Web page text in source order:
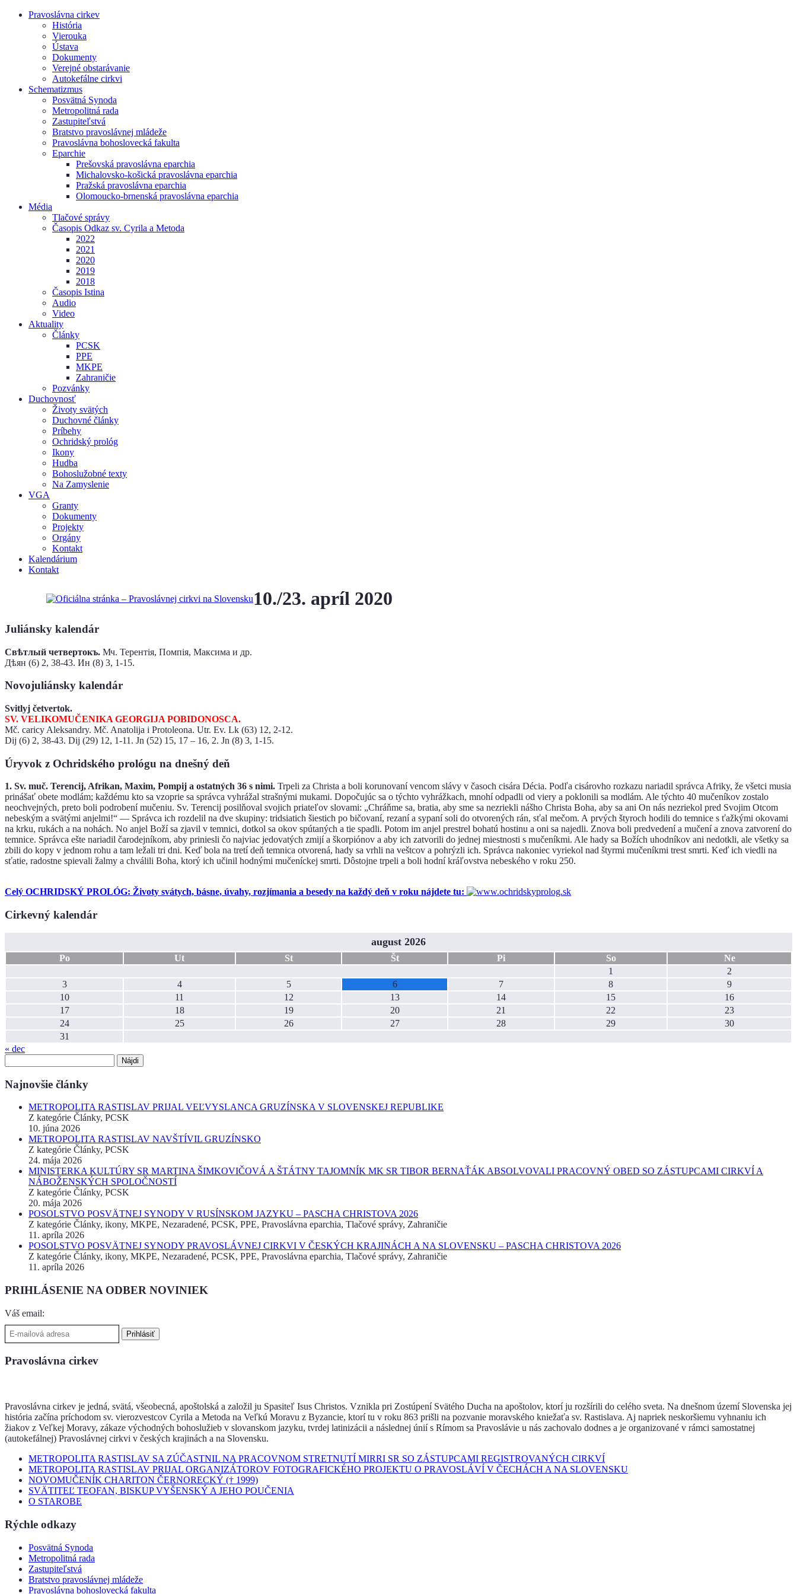
Pravoslávna cirkev
História
Vierouka
Ústava
Dokumenty
Verejné obstarávanie
Autokefálne cirkvi
Schematizmus
Posvätná Synoda
Metropolitná rada
Zastupiteľstvá
Bratstvo pravoslávnej mládeže
Pravoslávna bohoslovecká fakulta
Eparchie
Prešovská pravoslávna eparchia
Michalovsko-košická pravoslávna eparchia
Pražská pravoslávna eparchia
Olomoucko-brnenská pravoslávna eparchia
Média
Tlačové správy
Časopis Odkaz sv. Cyrila a Metoda
2022
2021
2020
2019
2018
Časopis Istina
Audio
Video
Aktuality
Články
PCSK
PPE
MKPE
Zahraničie
Pozvánky
Duchovnosť
Životy svätých
Duchovné články
Príbehy
Ochridský prológ
Ikony
Hudba
Bohoslužobné texty
Na Zamyslenie
VGA
Granty
Dokumenty
Projekty
Orgány
Kontakt
Kalendárium
Kontakt
10./23. apríl 2020
Juliánsky kalendár
Свѣтлый четвертокъ. Мч. Терентія, ​Помпія​, Максима и др.
Дѣян (6) 2, 38-43. Ин (8) 3, 1-15.
Novojuliánsky kalendár
Svitlyj četvertok.
SV. VELIKOМUČENIKA GEORGIJA POBIDONOSCA.
Mč. caricy Aleksandry. Mč. Anatolija i Protoleona. Utr. Ev. Lk (63) 12, 2-12.
Dij (6) 2, 38-43. Dij (29) 12, 1-11. Jn (52) 15, 17 – 16, 2. Jn (8) 3, 1-15.
Úryvok z Ochridského prológu na dnešný deň
1. Sv. muč. Terencij, Afrikan, Maxim, Pompij a ostatných 36 s nimi. Trpeli za Christa a boli korunovaní vencom slávy v časoch cisára Décia. Podľa cisárovho rozkazu nariadil správca Afriky, že všetci musia
prinášať obete modlám; každému kto sa vzoprie sa správca vyhrážal strašnými mukami. Dopočujúc sa o týchto vyhrážkach, mnohí odpadli od viery a poklonili sa modlám. Ale týchto 40 mučeníkov zostalo
neochvejných, preto boli podrobení mučeniu. Sv. Terencij posilňoval svojich priateľov slovami: „Chráňme sa, bratia, aby sme sa nezriekli nášho Christa Boha, aby sa ani On nás nezriekol pred Svojim Otcom
nebeským a svätými anjelmi!“ — Správca ich rozdelil na dve skupiny: tridsiatich šiestich po bičovaní, rezaní a sypaní soli do otvorených rán, sťal mečom. A prvých štyroch hodili do temnice s ťažkými okovami
na krku, rukách a na nohách. No anjel Boží sa zjavil v temnici, dotkol sa okov spútaných a tie spadli. Potom im anjel prestrel bohatú hostinu a oni sa najedli. Znova boli predvedení a mučení a znova zatvorení do
temnice. Správca ešte nariadil čarodejníkom, aby priniesli čo najviac jedovatých zmijí a škorpiónov a aby ich zatvorili do jednej miestnosti s mučeníkmi. Ale hady sa Božích uhodníkov ani nedotkli, ale všetky sa
zbili do kopy v jednom rohu a tam ležali tri dni. Keď bola na tretí deň temnica otvorená, hady sa vrhli na veštcov a pohrýzli ich. Správca nakoniec vyriekol nad štyrmi mučeníkmi trest smrti. Keď ich viedli na
sťatie, radostne spievali žalmy a chválili Boha, ktorý ich učinil hodnými mučeníckej smrti. Dôstojne trpeli a boli hodní kráľovstva nebeského v roku 250.
Celý OCHRIDSKÝ PROLÓG: Životy svátych, básne, úvahy, rozjímania a besedy na každý deň v roku nájdete tu:
Cirkevný kalendár
august 2026
Po Ut St Št Pi So
Ne
1
2
3
4 5 6 7 8
9
10
11 12 13 14 15
16
17
18 19 20 21 22
23
24
25 26 27 28 29
30
31
« dec
Najnovšie články
METROPOLITA RASTISLAV PRIJAL VEĽVYSLANCA GRUZÍNSKA V SLOVENSKEJ REPUBLIKE
Z kategórie Články, PCSK
10. júna 2026
METROPOLITA RASTISLAV NAVŠTÍVIL GRUZÍNSKO
Z kategórie Články, PCSK
24. mája 2026
MINISTERKA KULTÚRY SR MARTINA ŠIMKOVIČOVÁ A ŠTÁTNY TAJOMNÍK MK SR TIBOR BERNAŤÁK ABSOLVOVALI PRACOVNÝ OBED SO ZÁSTUPCAMI CIRKVÍ A
NÁBOŽENSKÝCH SPOLOČNOSTÍ
Z kategórie Články, PCSK
20. mája 2026
POSOLSTVO POSVÄTNEJ SYNODY V RUSÍNSKOM JAZYKU – PASCHA CHRISTOVA 2026
Z kategórie Články, ikony, MKPE, Nezaradené, PCSK, PPE, Pravoslávna eparchia, Tlačové správy, Zahraničie
11. apríla 2026
POSOLSTVO POSVÄTNEJ SYNODY PRAVOSLÁVNEJ CIRKVI V ČESKÝCH KRAJINÁCH A NA SLOVENSKU – PASCHA CHRISTOVA 2026
Z kategórie Články, ikony, MKPE, Nezaradené, PCSK, PPE, Pravoslávna eparchia, Tlačové správy, Zahraničie
11. apríla 2026
PRIHLÁSENIE NA ODBER NOVINIEK
Váš email:
Pravoslávna cirkev
Pravoslávna cirkev je jedná, svätá, všeobecná, apoštolská a založil ju Spasiteľ Isus Christos. Vznikla pri Zostúpení Svätého Ducha na apoštolov, ktorí ju rozšírili do celého sveta. Na dnešnom území Slovenska jej
história začína príchodom sv. vierozvestcov Cyrila a Metoda na Veľkú Moravu z Byzancie, ktorí tu v roku 863 prišli na pozvanie moravského kniežaťa sv. Rastislava. Aj napriek neskoršiemu vyhnaniu ich
žiakov z Veľkej Moravy, zákaze východných bohoslužieb v slovanskom jazyku, tvrdej latinizácii a následnej únií s Rímom sa Pravoslávie u nás zachovalo dodnes a je organizované v rámci samostatnej
(autokefálnej) Pravoslávnej cirkvi v českých krajinách a na Slovensku.
METROPOLITA RASTISLAV SA ZÚČASTNIL NA PRACOVNOM STRETNUTÍ MIRRI SR SO ZÁSTUPCAMI REGISTROVANÝCH CIRKVÍ
METROPOLITA RASTISLAV PRIJAL ORGANIZÁTOROV FOTOGRAFICKÉHO PROJEKTU O PRAVOSLÁVÍ V ČECHÁCH A NA SLOVENSKU
NOVOMUČENÍK CHARITON ČERNORECKÝ († 1999)
SVÄTITEĽ TEOFAN, BISKUP VYŠENSKÝ A JEHO POUČENIA
O STAROBE
Rýchle odkazy
Posvätná Synoda
Metropolitná rada
Zastupiteľstvá
Bratstvo pravoslávnej mládeže
Pravoslávna bohoslovecká fakulta